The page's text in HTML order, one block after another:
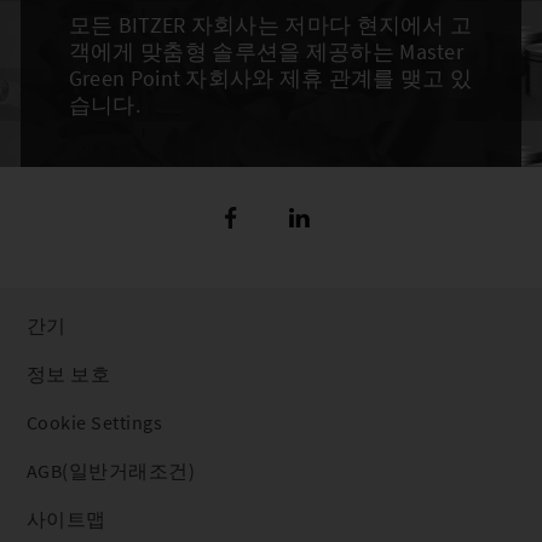
모든 BITZER 자회사는 저마다 현지에서 고
객에게 맞춤형 솔루션을 제공하는 Master
Green Point 자회사와 제휴 관계를 맺고 있
습니다.
간기
정보 보호
Cookie Settings
AGB(일반거래조건)
사이트맵